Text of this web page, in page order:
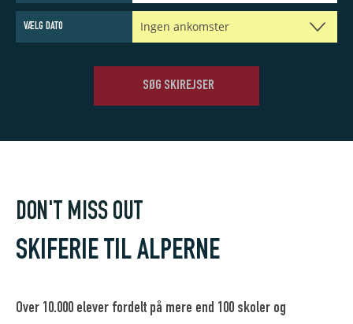
VÆLG DATO Ingen ankomster
SØG SKIREJSER
ITALIEN
SKIFERIE TIL ALPERNE
DON'T MISS OUT
Over 10.000 elever fordelt på mere end 100 skoler og